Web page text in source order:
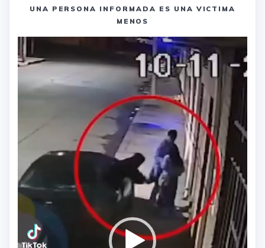
UNA PERSONA INFORMADA ES UNA VICTIMA
MENOS
Reproductor
de
vídeo